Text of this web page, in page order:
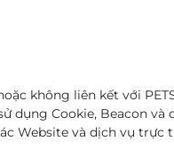
không liên kết với PETS
dụng Cookie, Beacon và
Website và dịch vụ trực